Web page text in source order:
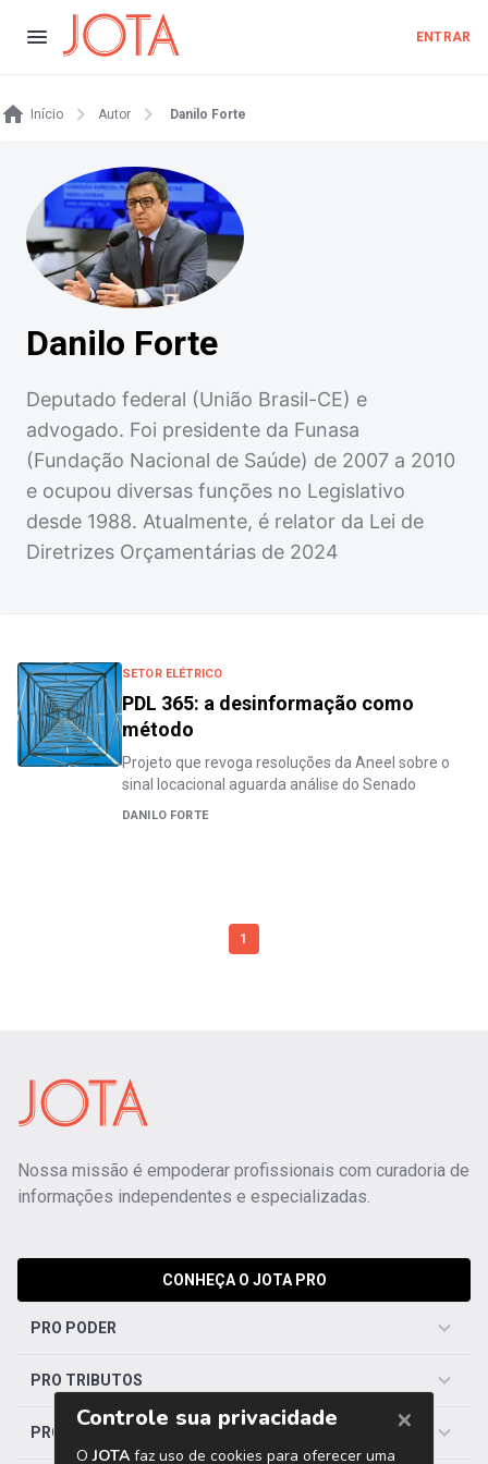
ENTRAR
Início Autor Danilo Forte
Danilo Forte
Deputado federal (União Brasil-CE) e
advogado. Foi presidente da Funasa
(Fundação Nacional de Saúde) de 2007 a 2010
e ocupou diversas funções no Legislativo
desde 1988. Atualmente, é relator da Lei de
Diretrizes Orçamentárias de 2024
SETOR ELÉTRICO
PDL 365: a desinformação como
método
Projeto que revoga resoluções da Aneel sobre o
sinal locacional aguarda análise do Senado
DANILO FORTE
1
Nossa missão é empoderar profissionais com curadoria de
informações independentes e especializadas.
CONHEÇA O JOTA PRO
PRO PODER
PRO TRIBUTOS
PRO TRABALHISTA